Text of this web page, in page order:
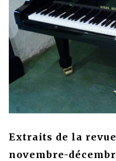
Extraits de la
novembre-